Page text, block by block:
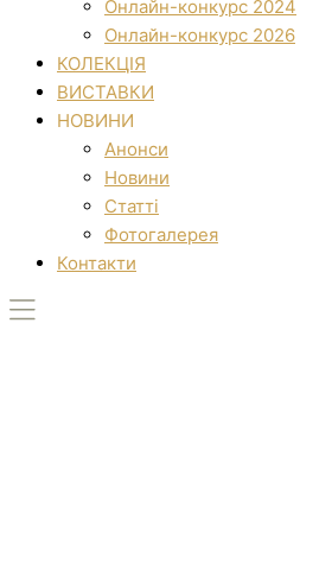
Онлайн-конкурс 2024
Онлайн-конкурс 2026
КОЛЕКЦІЯ
ВИСТАВКИ
НОВИНИ
Анонси
Новини
Статті
Фотогалерея
Контакти